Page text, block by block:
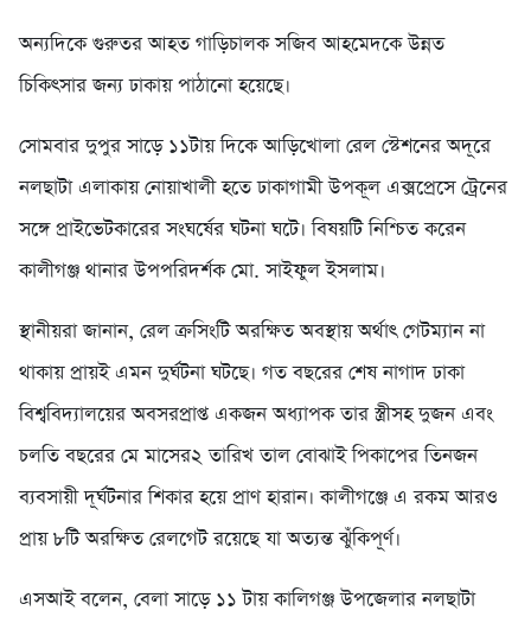
অন্যদিকে গুরুতর আহত গাড়িচালক সজিব আহমেদকে উন্নত
চিকিৎসার জন্য ঢাকায় পাঠানো হয়েছে।
সোমবার দুপুর সাড়ে ১১টায় দিকে আড়িখোলা রেল স্টেশনের অদূরে
নলছাটা এলাকায় নোয়াখালী হতে ঢাকাগামী উপকূল এক্সপ্রেসে ট্রেনের
সঙ্গে প্রাইভেটকারের সংঘর্ষের ঘটনা ঘটে। বিষয়টি নিশ্চিত করেন
কালীগঞ্জ থানার উপপরিদর্শক মো. সাইফুল ইসলাম।
স্থানীয়রা জানান, রেল ক্রসিংটি অরক্ষিত অবস্থায় অর্থাৎ গেটম্যান না
থাকায় প্রায়ই এমন দুর্ঘটনা ঘটছে। গত বছরের শেষ নাগাদ ঢাকা
বিশ্ববিদ্যালয়ের অবসরপ্রাপ্ত একজন অধ্যাপক তার স্ত্রীসহ দুজন এবং
চলতি বছরের মে মাসের২ তারিখ তাল বোঝাই পিকাপের তিনজন
ব্যবসায়ী দূর্ঘটনার শিকার হয়ে প্রাণ হারান। কালীগঞ্জে এ রকম আরও
প্রায় ৮টি অরক্ষিত রেলগেট রয়েছে যা অত্যন্ত ঝুঁকিপূর্ণ।
এসআই বলেন, বেলা সাড়ে ১১ টায় কালিগঞ্জ উপজেলার নলছাটা